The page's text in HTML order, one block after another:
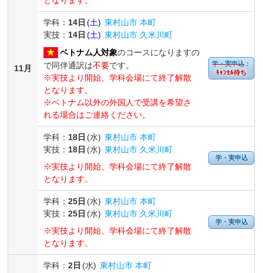
11月
学科： 14日 (土) 東村山市 本町
実技： 14日 (土) 東村山市 久米川町
ベトナム人対象のコースになりますの
で同伴通訳は不要です。
※実技より開始、学科会場にて終了解散
となります。
※ベトナム以外の外国人で受講を希望さ
れる場合はご連絡ください。
学・実申込：
ｷｬﾝｾﾙ待ち
学科： 18日 (水) 東村山市 本町
実技： 18日 (水) 東村山市 久米川町
※実技より開始、学科会場にて終了解散
となります。
学・実申込
学科：25日 (水) 東村山市 本町
実技：25日 (水) 東村山市 久米川町
※実技より開始、学科会場にて終了解散
となります。
学・実申込
学科：2日 (水) 東村山市 本町